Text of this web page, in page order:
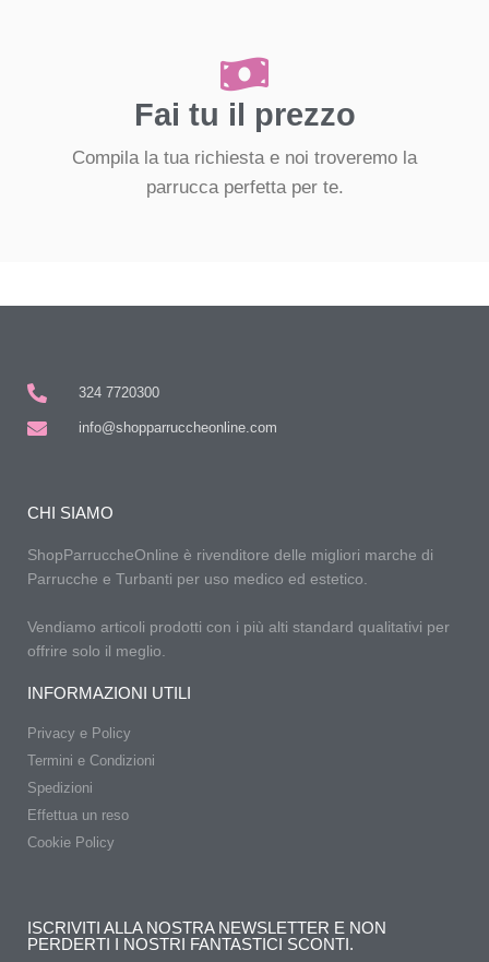
Fai tu il prezzo
Compila la tua richiesta e noi troveremo la
parrucca perfetta per te.
324 7720300
info@shopparruccheonline.com
CHI SIAMO
ShopParruccheOnline è rivenditore delle migliori marche di
Parrucche e Turbanti per uso medico ed estetico.
Vendiamo articoli prodotti con i più alti standard qualitativi per
offrire solo il meglio.
INFORMAZIONI UTILI
Privacy e Policy
Termini e Condizioni
Spedizioni
Effettua un reso
Cookie Policy
ISCRIVITI ALLA NOSTRA NEWSLETTER E NON
PERDERTI I NOSTRI FANTASTICI SCONTI.